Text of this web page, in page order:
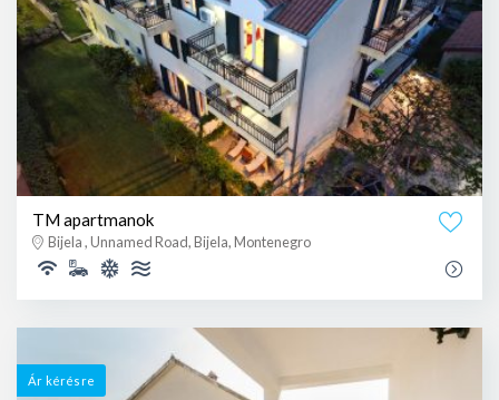
TM apartmanok
Bijela , Unnamed Road, Bijela, Montenegro
Ár kérésre